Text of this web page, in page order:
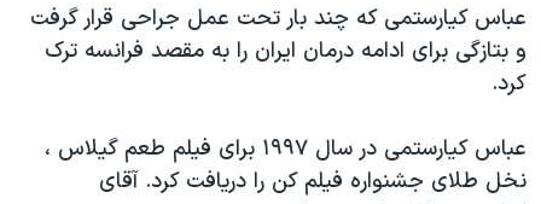
عباس کیارستمی که چند بار تحت عمل جراحی قرار گرفت
و بتازگی برای ادامه درمان ایران را به مقصد فرانسه ترک
کرد.
عباس کیارستمی در سال ۱۹۹۷ برای فیلم طعم گیلاس ،
نخل طلای جشنواره فیلم کن را دریافت کرد. آقای